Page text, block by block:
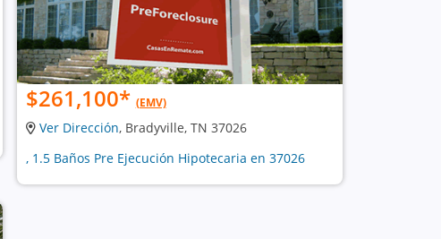
$261,100* (EMV)
Ver Dirección, Bradyville, TN 37026
, 1.5 Baños Pre Ejecución Hipotecaria en 37026